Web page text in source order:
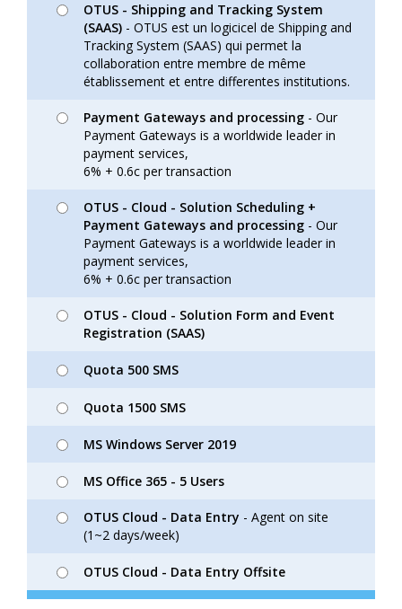
OTUS - Shipping and Tracking System
(SAAS) - OTUS est un logicicel de Shipping and
Tracking System (SAAS) qui permet la
collaboration entre membre de même
établissement et entre differentes institutions.
Payment Gateways and processing - Our
Payment Gateways is a worldwide leader in
payment services,
6% + 0.6c per transaction
OTUS - Cloud - Solution Scheduling +
Payment Gateways and processing - Our
Payment Gateways is a worldwide leader in
payment services,
6% + 0.6c per transaction
OTUS - Cloud - Solution Form and Event
Registration (SAAS)
Quota 500 SMS
Quota 1500 SMS
MS Windows Server 2019
MS Office 365 - 5 Users
OTUS Cloud - Data Entry - Agent on site
(1~2 days/week)
OTUS Cloud - Data Entry Offsite